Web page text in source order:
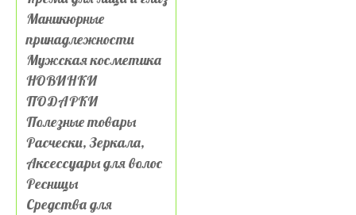
Маникюрные
принадлежности
Мужская косметика
НОВИНКИ
ПОДАРКИ
Полезные товары
Расчески, Зеркала,
Аксессуары для волос
Ресницы
Средства для